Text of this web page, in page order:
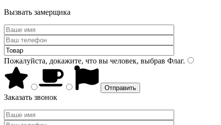
Вызвать замерщика
Пожалуйста, докажите, что вы человек, выбрав Флаг.
Заказать звонок